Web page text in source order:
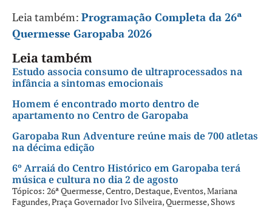
Leia também: Programação Completa da 26ª
Quermesse Garopaba 2026
Leia também
Estudo associa consumo de ultraprocessados na
infância a sintomas emocionais
Homem é encontrado morto dentro de
apartamento no Centro de Garopaba
Garopaba Run Adventure reúne mais de 700 atletas
na décima edição
6º Arraiá do Centro Histórico em Garopaba terá
música e cultura no dia 2 de agosto
Tópicos: 26ª Quermesse,Centro,Destaque,Eventos,Mariana
Fagundes,Praça Governador Ivo Silveira,Quermesse, Shows